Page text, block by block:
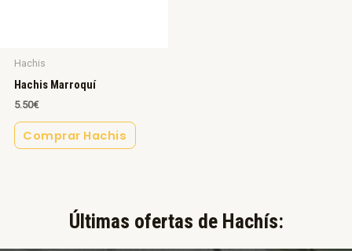
Hachis
Hachis Marroquí
5.50€
Comprar Hachis
Últimas ofertas de Hachís:​